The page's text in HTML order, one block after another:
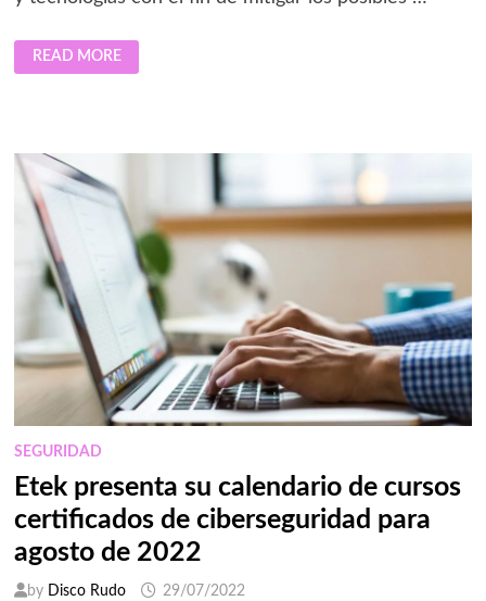
TENDENCIAS
EN
CONTROL
READ MORE
SEGURIDAD
Etek presenta su calendario de cursos
certificados de ciberseguridad para
agosto de 2022
by Disco Rudo 29/07/2022